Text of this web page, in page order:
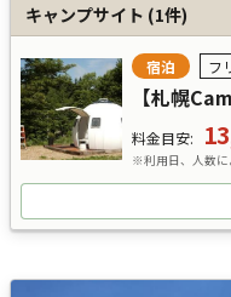
キャンプサイト (1件)
宿泊 フ
料金目安:
※利用日、人数に